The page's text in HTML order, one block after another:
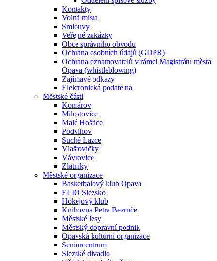
Kontakty
Volná místa
Smlouvy
Veřejné zakázky
Obce správního obvodu
Ochrana osobních údajů (GDPR)
Ochrana oznamovatelů v rámci Magistrátu města
Opava (whistleblowing)
Zajímavé odkazy
Elektronická podatelna
Městské části
Komárov
Milostovice
Malé Hoštice
Podvihov
Suché Lazce
Vlaštovičky
Vávrovice
Zlatníky
Městské organizace
Basketbalový klub Opava
ELIO Slezsko
Hokejový klub
Knihovna Petra Bezruče
Městské lesy
Městský dopravní podnik
Opavská kulturní organizace
Seniorcentrum
Slezské divadlo